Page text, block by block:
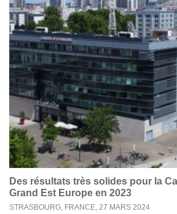
Des résultats très solides pour la
Grand Est Europe en 2023
STRASBOURG, FRANCE, 27 MARS 2024